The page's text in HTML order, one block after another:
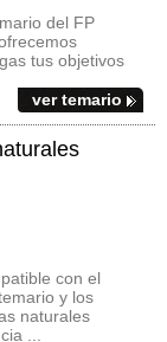
del FP
tus objetivos
ver temario
con el
y los
naturales
...